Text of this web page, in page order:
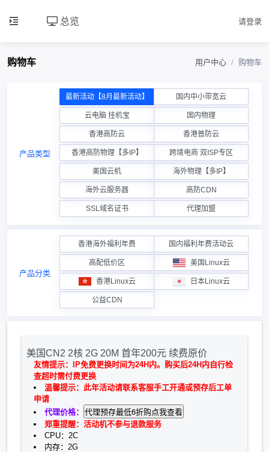
总览 请登录
购物车 用户中心 购物车
产品类型
最新活动【8月最新活动】 国内中小带宽云
云电脑 挂机宝 国内物理
香港高防云 香港普防云
香港高防物理【多IP】 跨境电商 双ISP专区
美国云机 海外物理【多IP】
海外云服务器 高防CDN
SSL域名证书 代理加盟
产品分类
香港海外福利年费 国内福利年费活动云
高配低价区 美国Linux云
香港Linux云 日本Linux云
公益CDN
美国CN2 2核 2G 20M 首年200元 续费原价
友情提示：IP免费更换时间为24H内。购买后24H内自行检
查超时需付费更换
温馨提示：此年活动请联系客服手工开通或预存后工单
申请
代理价格：
郑重提醒：活动机不参与退款服务
CPU：2C
内存：2G